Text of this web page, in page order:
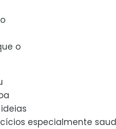
o
especialmente